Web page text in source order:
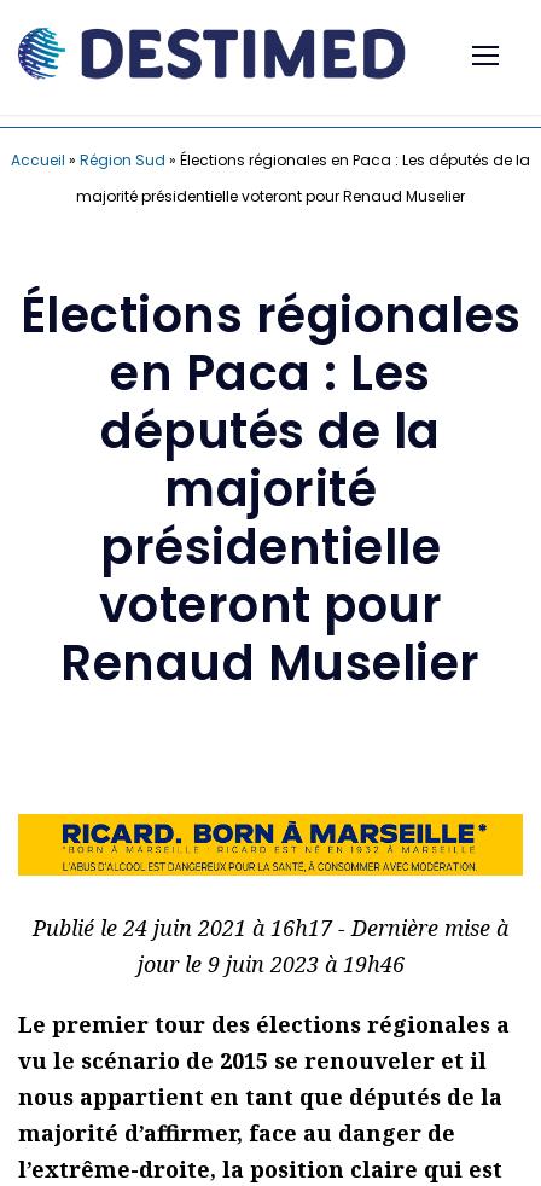
Accueil » Région Sud » Élections régionales en Paca : Les députés de la
majorité présidentielle voteront pour Renaud Muselier
Élections régionales
en Paca : Les
députés de la
majorité
présidentielle
voteront pour
Renaud Muselier
Publié le 24 juin 2021 à 16h17 - Dernière mise à
jour le 9 juin 2023 à 19h46
Le premier tour des élections régionales a
vu le scénario de 2015 se renouveler et il
nous appartient en tant que députés de la
majorité d’affirmer, face au danger de
l’extrême-droite, la position claire qui est